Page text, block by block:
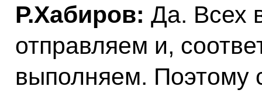
Р.Хабиров: Да. Всех
отправляем и,
выполняем. Поэтому